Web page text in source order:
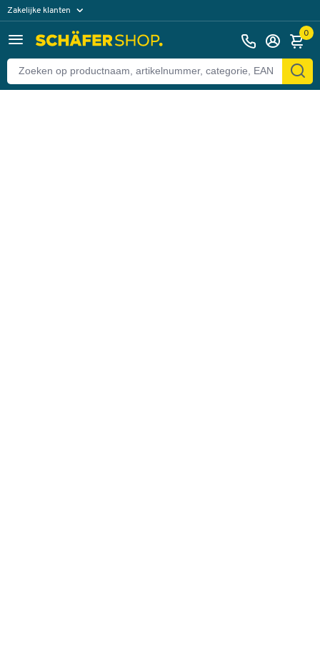
Zakelijke klanten
Particuliere klanten 0
Terug